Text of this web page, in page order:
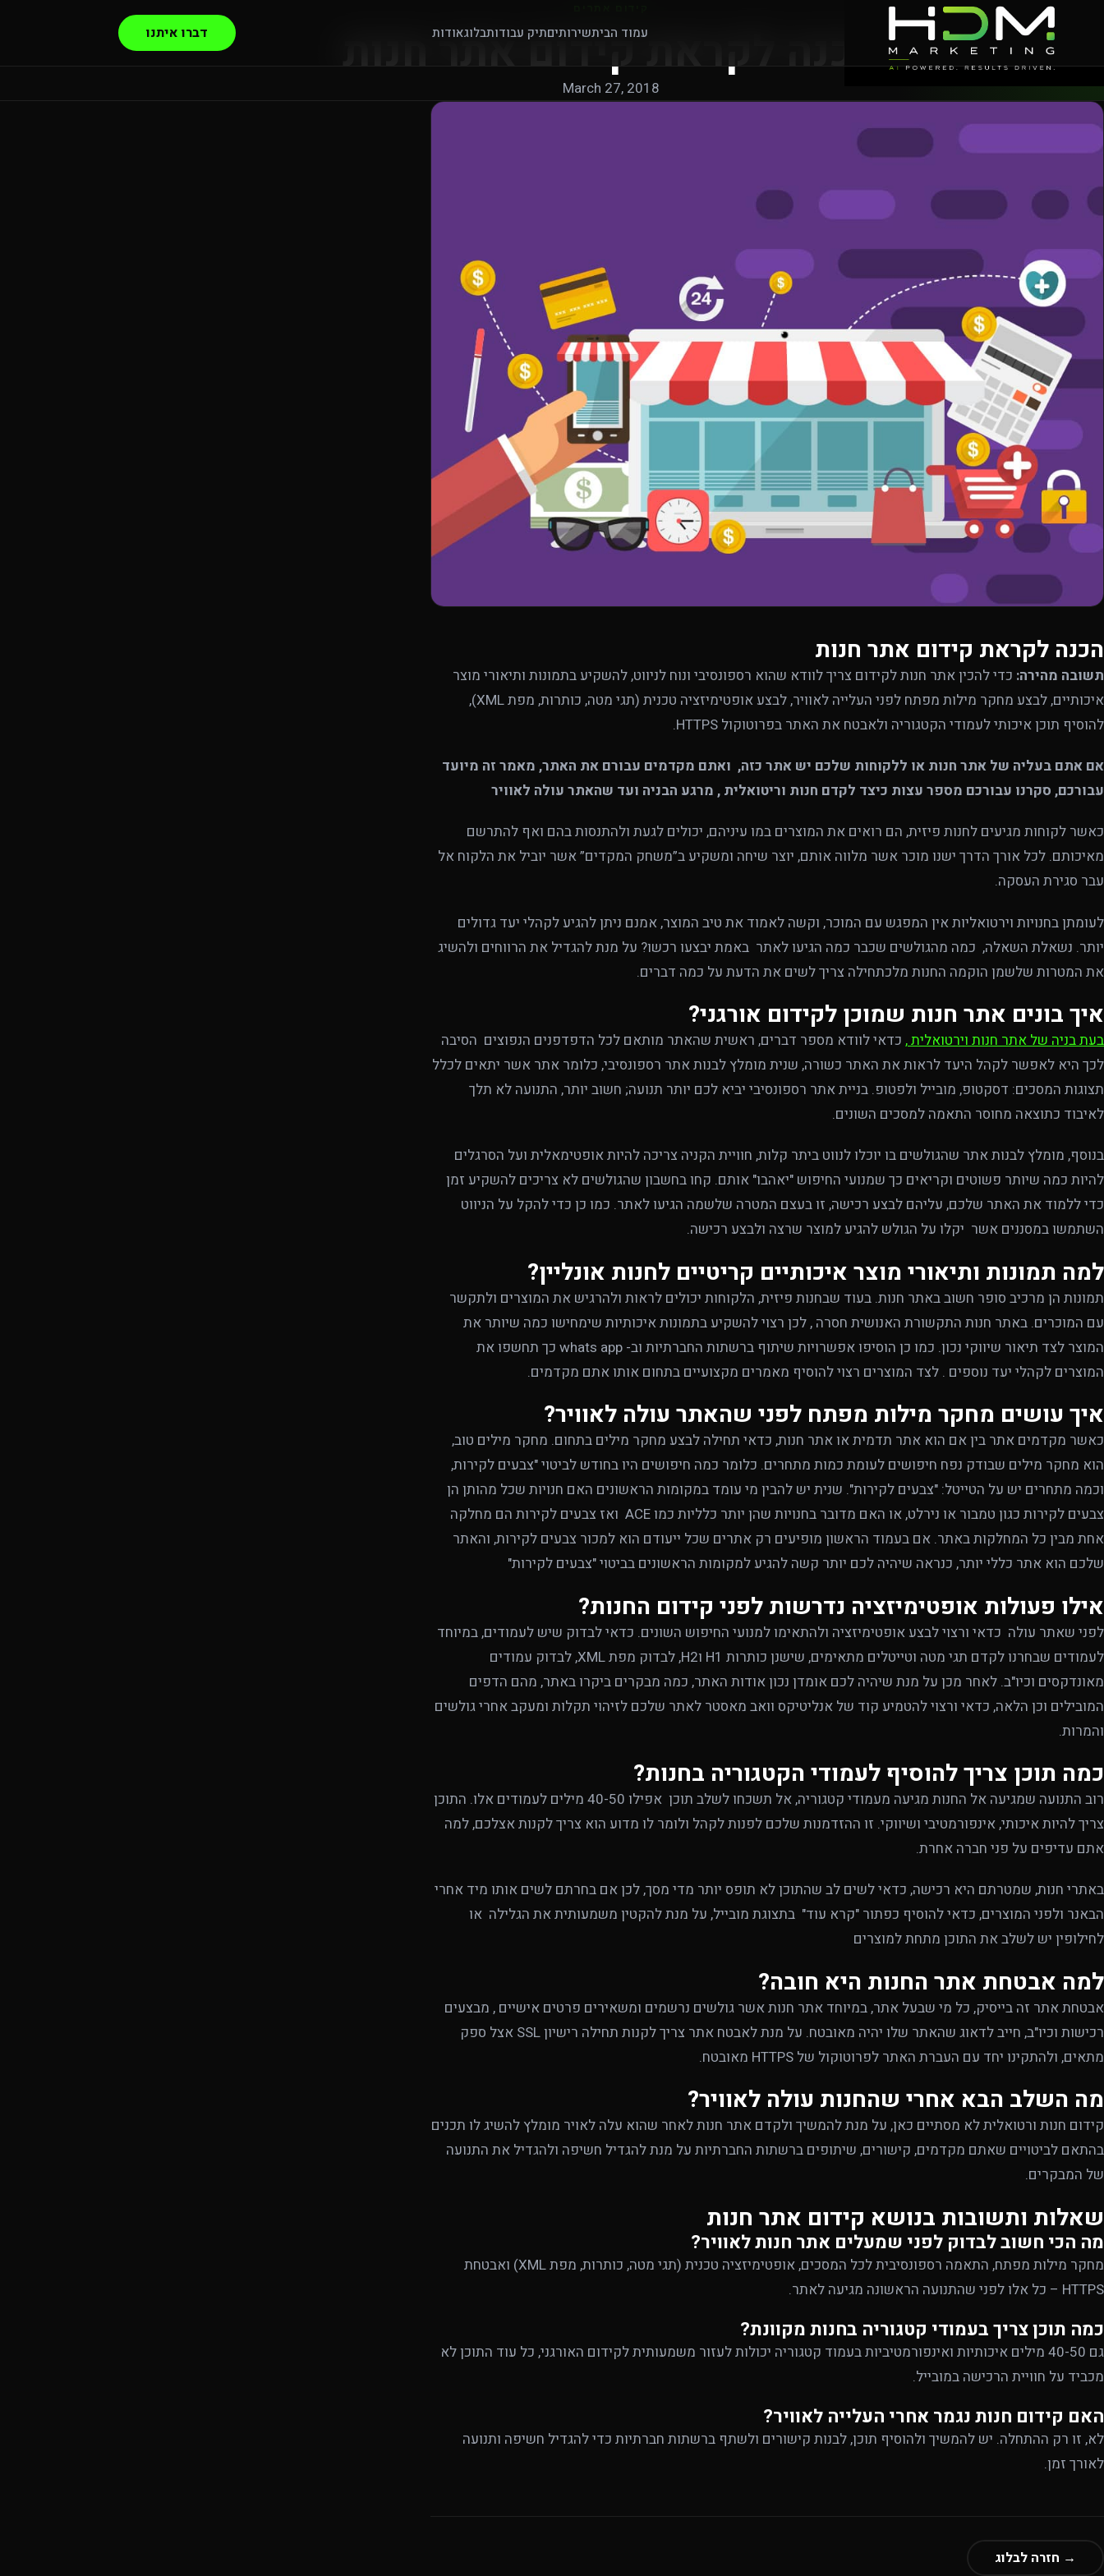
עמוד הביתשירותיםתיק עבודותבלוגאודות דברו איתנו הכנה לקראת קידום אתר חנות
March 27, 2018
הכנה לקראת קידום אתר חנות
תשובה מהירה: כדי להכין אתר חנות לקידום צריך לוודא שהוא רספונסיבי ונוח לניווט, להשקיע בתמונות ותיאורי מוצר
איכותיים, לבצע מחקר מילות מפתח לפני העלייה לאוויר, לבצע אופטימיזציה טכנית (תגי מטה, כותרות, מפת XML),
להוסיף תוכן איכותי לעמודי הקטגוריה ולאבטח את האתר בפרוטוקול HTTPS.
אם אתם בעליה של אתר חנות או ללקוחות שלכם יש אתר כזה, ואתם מקדמים עבורם את האתר, מאמר זה מיועד
עבורכם, סקרנו עבורכם מספר עצות כיצד לקדם חנות וריטואלית , מרגע הבניה ועד שהאתר עולה לאוויר
כאשר לקוחות מגיעים לחנות פיזית, הם רואים את המוצרים במו עיניהם, יכולים לגעת ולהתנסות בהם ואף להתרשם
מאיכותם. לכל אורך הדרך ישנו מוכר אשר מלווה אותם, יוצר שיחה ומשקיע ב”משחק המקדים” אשר יוביל את הלקוח אל
עבר סגירת העסקה.
לעומתן בחנויות וירטואליות אין המפגש עם המוכר, וקשה לאמוד את טיב המוצר, אמנם ניתן להגיע לקהלי יעד גדולים
יותר. נשאלת השאלה, כמה מהגולשים שכבר כמה הגיעו לאתר באמת יבצעו רכשו? על מנת להגדיל את הרווחים ולהשיג
את המטרות שלשמן הוקמה החנות מלכתחילה צריך לשים את הדעת על כמה דברים.
איך בונים אתר חנות שמוכן לקידום אורגני?
בעת בניה של אתר חנות וירטואלית, כדאי לוודא מספר דברים, ראשית שהאתר מותאם לכל הדפדפנים הנפוצים הסיבה
לכך היא לאפשר לקהל היעד לראות את האתר כשורה, שנית מומלץ לבנות אתר רספונסיבי, כלומר אתר אשר יתאים לכלל
תצוגות המסכים: דסקטופ, מובייל ולפטופ. בניית אתר רספונסיבי יביא לכם יותר תנועה; חשוב יותר, התנועה לא תלך
לאיבוד כתוצאה מחוסר התאמה למסכים השונים.
בנוסף, מומלץ לבנות אתר שהגולשים בו יוכלו לנווט ביתר קלות, חוויית הקניה צריכה להיות אופטימאלית ועל הסרגלים
להיות כמה שיותר פשוטים וקריאים כך שמנועי החיפוש "יאהבו" אותם. קחו בחשבון שהגולשים לא צריכים להשקיע זמן
כדי ללמוד את האתר שלכם, עליהם לבצע רכישה, זו בעצם המטרה שלשמה הגיעו לאתר. כמו כן כדי להקל על הניווט
השתמשו במסננים אשר יקלו על הגולש להגיע למוצר שרצה ולבצע רכישה.
למה תמונות ותיאורי מוצר איכותיים קריטיים לחנות אונליין?
תמונות הן מרכיב סופר חשוב באתר חנות. בעוד שבחנות פיזית, הלקוחות יכולים לראות ולהרגיש את המוצרים ולתקשר
עם המוכרים. באתר חנות התקשורת האנושית חסרה , לכן רצוי להשקיע בתמונות איכותיות שימחישו כמה שיותר את
המוצר לצד תיאור שיווקי נכון. כמו כן הוסיפו אפשרויות שיתוף ברשתות החברתיות וב- whats app כך תחשפו את
המוצרים לקהלי יעד נוספים . לצד המוצרים רצוי להוסיף מאמרים מקצועיים בתחום אותו אתם מקדמים.
איך עושים מחקר מילות מפתח לפני שהאתר עולה לאוויר?
כאשר מקדמים אתר בין אם הוא אתר תדמית או אתר חנות, כדאי תחילה לבצע מחקר מילים בתחום. מחקר מילים טוב,
הוא מחקר מילים שבודק נפח חיפושים לעומת כמות מתחרים. כלומר כמה חיפושים היו בחודש לביטוי "צבעים לקירות,
וכמה מתחרים יש על הטייטל: "צבעים לקירות". שנית יש להבין מי עומד במקומות הראשונים האם חנויות שכל מהותן הן
צבעים לקירות כגון טמבור או נירלט, או האם מדובר בחנויות שהן יותר כלליות כמו ACE ואז צבעים לקירות הם מחלקה
אחת מבין כל המחלקות באתר. אם בעמוד הראשון מופיעים רק אתרים שכל ייעודם הוא למכור צבעים לקירות, והאתר
שלכם הוא אתר כללי יותר, כנראה שיהיה לכם יותר קשה להגיע למקומות הראשונים בביטוי "צבעים לקירות"
אילו פעולות אופטימיזציה נדרשות לפני קידום החנות?
לפני שאתר עולה כדאי ורצוי לבצע אופטימיזציה ולהתאימו למנועי החיפוש השונים. כדאי לבדוק שיש לעמודים, במיוחד
לעמודים שבחרנו לקדם תגי מטה וטייטלים מתאימים, שישנן כותרות H1 וH2, לבדוק מפת XML, לבדוק עמודים
מאונדקסים וכיו"ב. לאחר מכן על מנת שיהיה לכם אומדן נכון אודות האתר, כמה מבקרים ביקרו באתר, מהם הדפים
המובילים וכן הלאה, כדאי ורצוי להטמיע קוד של אנליטיקס וואב מאסטר לאתר שלכם לזיהוי תקלות ומעקב אחרי גולשים
והמרות.
כמה תוכן צריך להוסיף לעמודי הקטגוריה בחנות?
רוב התנועה שמגיעה אל החנות מגיעה מעמודי קטגוריה, אל תשכחו לשלב תוכן אפילו 40-50 מילים לעמודים אלו. התוכן
צריך להיות איכותי, אינפורמטיבי ושיווקי. זו ההזדמנות שלכם לפנות לקהל ולומר לו מדוע הוא צריך לקנות אצלכם, למה
אתם עדיפים על פני חברה אחרת.
באתרי חנות, שמטרתם היא רכישה, כדאי לשים לב שהתוכן לא תופס יותר מדי מסך, לכן אם בחרתם לשים אותו מיד אחרי
הבאנר ולפני המוצרים, כדאי להוסיף כפתור "קרא עוד" בתצוגת מובייל, על מנת להקטין משמעותית את הגלילה או
לחילופין יש לשלב את התוכן מתחת למוצרים
למה אבטחת אתר החנות היא חובה?
אבטחת אתר זה בייסיק, כל מי שבעל אתר, במיוחד אתר חנות אשר גולשים נרשמים ומשאירים פרטים אישיים , מבצעים
רכישות וכיו"ב, חייב לדאוג שהאתר שלו יהיה מאובטח. על מנת לאבטח אתר צריך לקנות תחילה רישיון SSL אצל ספק
מתאים, ולהתקינו יחד עם העברת האתר לפרוטוקול של HTTPS מאובטח.
מה השלב הבא אחרי שהחנות עולה לאוויר?
קידום חנות ורטואלית לא מסתיים כאן, על מנת להמשיך ולקדם אתר חנות לאחר שהוא עלה לאויר מומלץ להשיג לו תכנים
בהתאם לביטויים שאתם מקדמים, קישורים, שיתופים ברשתות החברתיות על מנת להגדיל חשיפה ולהגדיל את התנועה
של המבקרים.
שאלות ותשובות בנושא קידום אתר חנות
מה הכי חשוב לבדוק לפני שמעלים אתר חנות לאוויר?
מחקר מילות מפתח, התאמה רספונסיבית לכל המסכים, אופטימיזציה טכנית (תגי מטה, כותרות, מפת XML) ואבטחת
HTTPS – כל אלו לפני שהתנועה הראשונה מגיעה לאתר.
כמה תוכן צריך בעמודי קטגוריה בחנות מקוונת?
גם 40-50 מילים איכותיות ואינפורמטיביות בעמוד קטגוריה יכולות לעזור משמעותית לקידום האורגני, כל עוד התוכן לא
מכביד על חוויית הרכישה במובייל.
האם קידום חנות נגמר אחרי העלייה לאוויר?
לא, זו רק ההתחלה. יש להמשיך ולהוסיף תוכן, לבנות קישורים ולשתף ברשתות חברתיות כדי להגדיל חשיפה ותנועה
לאורך זמן.
→ חזרה לבלוג